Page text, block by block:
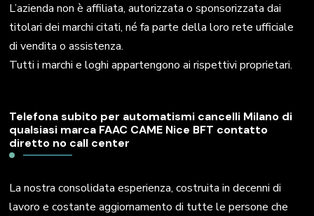
L’azienda non è affiliata, autorizzata o sponsorizzata dai
titolari dei marchi citati, né fa parte della loro rete ufficiale
di vendita o assistenza.
Tutti i marchi e loghi appartengono ai rispettivi proprietari.
Telefona subito per automatismi cancelli Milano di
qualsiasi marca FAAC CAME Nice BFT contatto
diretto no call center
La nostra consolidata esperienza, costruita in decenni di
lavoro e costante aggiornamento di tutte le persone che